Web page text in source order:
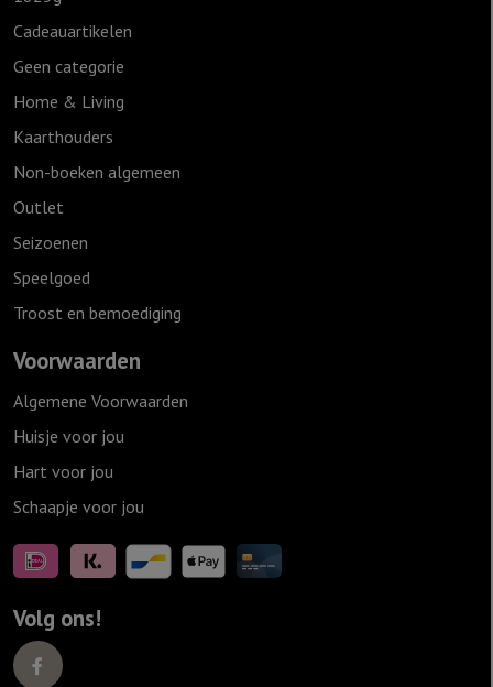
Cadeauartikelen
Geen categorie
Home & Living
Kaarthouders
Non-boeken algemeen
Outlet
Seizoenen
Speelgoed
Troost en bemoediging
Voorwaarden
Algemene Voorwaarden
Huisje voor jou
Hart voor jou
Schaapje voor jou
Volg ons!